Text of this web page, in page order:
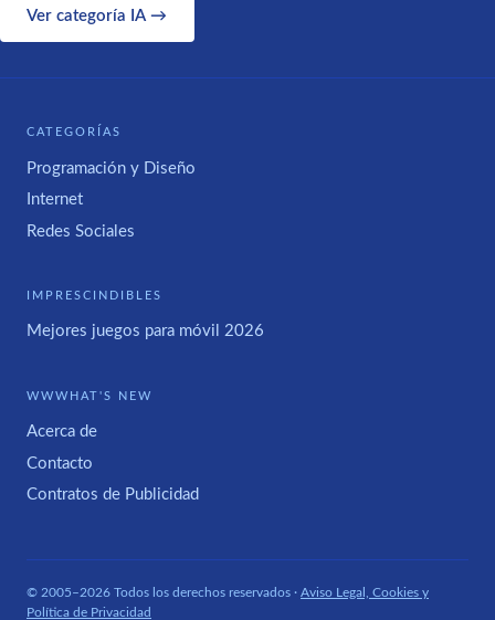
Ver categoría IA →
CATEGORÍAS
Programación y Diseño
Internet
Redes Sociales
IMPRESCINDIBLES
Mejores juegos para móvil 2026
WWWHAT'S NEW
Acerca de
Contacto
Contratos de Publicidad
© 2005–2026 Todos los derechos reservados · Aviso Legal, Cookies y
Política de Privacidad